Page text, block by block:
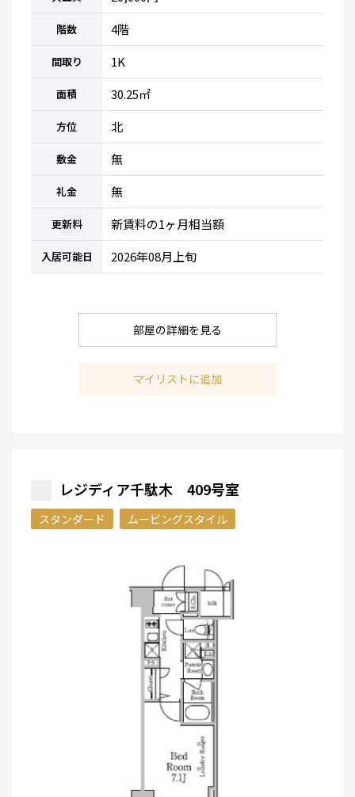
階数 4階
間取り 1K
面積 30.25㎡
方位 北
敷金 無
礼金 無
更新料 新賃料の1ヶ月相当額
入居可能日 2026年08月上旬
部屋の詳細を見る
マイリストに追加
レジディア千駄木 409号室
スタンダード ムービングスタイル